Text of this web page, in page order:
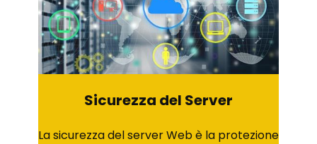
Sicurezza del Server
La sicurezza del server Web è la protezione